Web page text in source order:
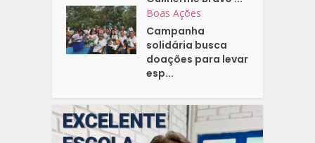
Boas Ações
Campanha
solidária busca
doações para levar
esp...